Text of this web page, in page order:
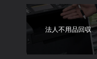
法人不用品回収